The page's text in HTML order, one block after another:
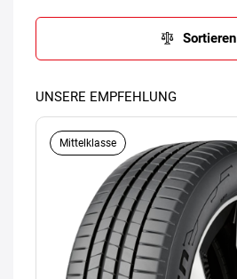
Sortieren
UNSERE EMPFEHLUNG
Mittelklasse